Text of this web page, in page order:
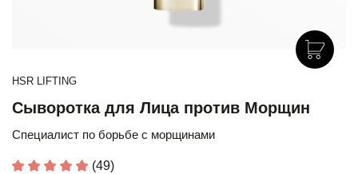
HSR LIFTING
Сыворотка для Лица против Морщин
Специалист по борьбе с морщинами
(49)